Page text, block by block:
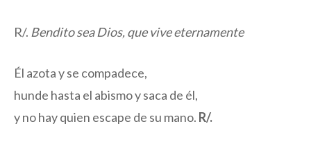
R/. Bendito sea Dios, que vive eternamente
Él azota y se compadece,
hunde hasta el abismo y saca de él,
y no hay quien escape de su mano. R/.